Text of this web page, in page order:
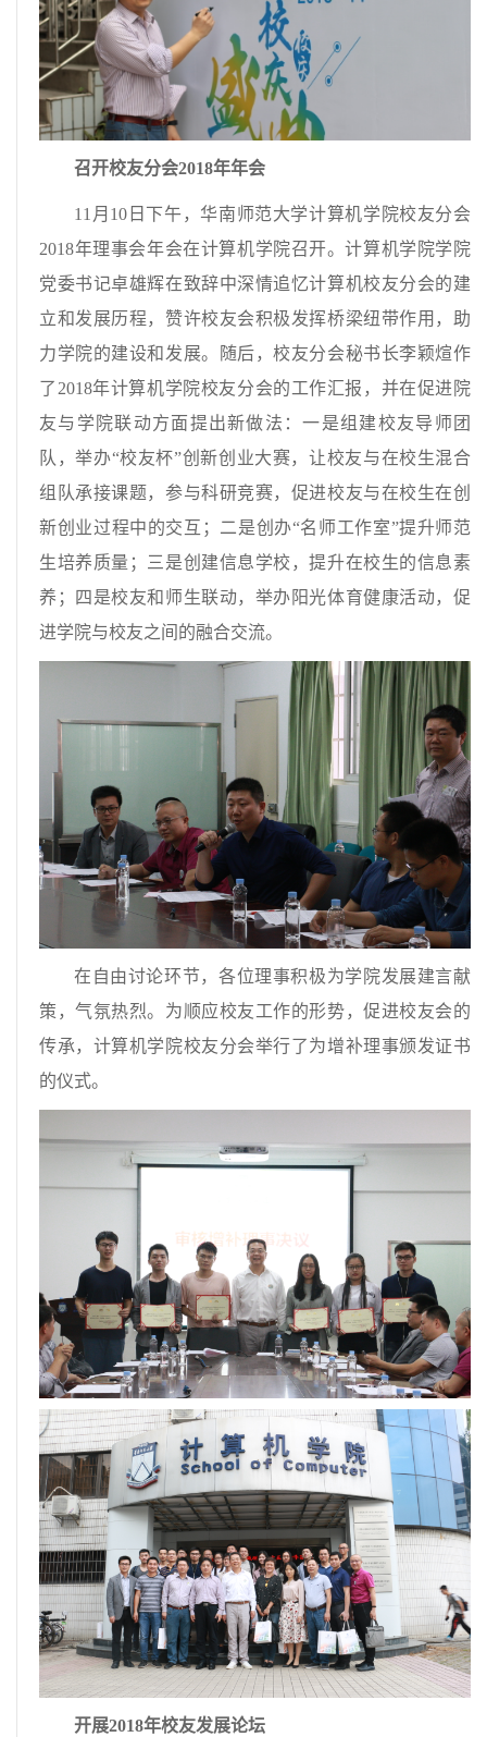
召开校友分会2018年年会
11月10日下午，华南师范大学计算机学院校友分会
2018年理事会年会在计算机学院召开。计算机学院学院
党委书记卓雄辉在致辞中深情追忆计算机校友分会的建
立和发展历程，赞许校友会积极发挥桥梁纽带作用，助
力学院的建设和发展。随后，校友分会秘书长李颖煊作
了2018年计算机学院校友分会的工作汇报，并在促进院
友与学院联动方面提出新做法：一是组建校友导师团
队，举办“校友杯”创新创业大赛，让校友与在校生混合
组队承接课题，参与科研竞赛，促进校友与在校生在创
新创业过程中的交互；二是创办“名师工作室”提升师范
生培养质量；三是创建信息学校，提升在校生的信息素
养；四是校友和师生联动，举办阳光体育健康活动，促
进学院与校友之间的融合交流。
在自由讨论环节，各位理事积极为学院发展建言献
策，气氛热烈。为顺应校友工作的形势，促进校友会的
传承，计算机学院校友分会举行了为增补理事颁发证书
的仪式。
开展2018年校友发展论坛